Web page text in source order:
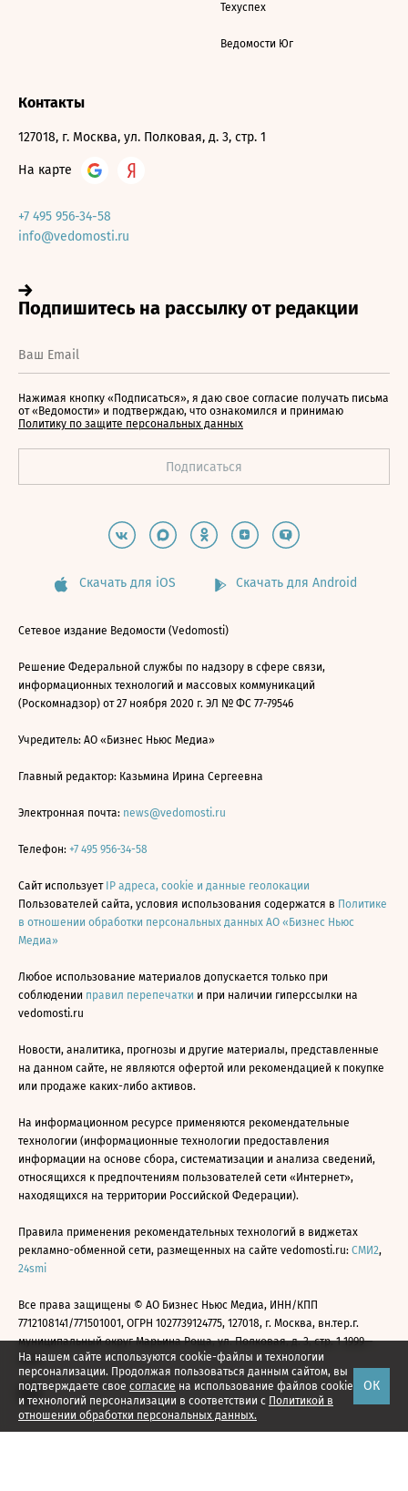
На нашем сайте используются cookie-файлы и технологии
персонализации. Продолжая пользоваться данным сайтом, вы
подтверждаете свое согласие на использование файлов cookie
и технологий персонализации в соответствии с Политикой в
отношении обработки персональных данных.
ОК
Техуспех
Ведомости Юг
Контакты
127018, г. Москва, ул. Полковая, д. 3, стр. 1
На карте
+7 495 956-34-58
info@vedomosti.ru
Нажимая кнопку «Подписаться», я даю свое согласие получать письма
от «Ведомости» и подтверждаю, что ознакомился и принимаю
Политику по защите персональных данных
Скачать для iOS Скачать для Android
Сетевое издание Ведомости (Vedomosti)
Решение Федеральной службы по надзору в сфере связи,
информационных технологий и массовых коммуникаций
(Роскомнадзор) от 27 ноября 2020 г. ЭЛ № ФС 77-79546
Учредитель: АО «Бизнес Ньюс Медиа»
Главный редактор: Казьмина Ирина Сергеевна
Электронная почта: news@vedomosti.ru
Телефон: +7 495 956-34-58
Сайт использует IP адреса, cookie и данные геолокации
Пользователей сайта, условия использования содержатся в Политике
в отношении обработки персональных данных АО «Бизнес Ньюс
Медиа»
Любое использование материалов допускается только при
соблюдении правил перепечатки и при наличии гиперссылки на
vedomosti.ru
Новости, аналитика, прогнозы и другие материалы, представленные
на данном сайте, не являются офертой или рекомендацией к покупке
или продаже каких-либо активов.
На информационном ресурсе применяются рекомендательные
технологии (информационные технологии предоставления
информации на основе сбора, систематизации и анализа сведений,
относящихся к предпочтениям пользователей сети «Интернет»,
находящихся на территории Российской Федерации).
Правила применения рекомендательных технологий в виджетах
рекламно-обменной сети, размещенных на сайте vedomosti.ru: СМИ2,
24smi
Все права защищены © АО Бизнес Ньюс Медиа, ИНН/КПП
7712108141/771501001, ОГРН 1027739124775, 127018, г. Москва, вн.тер.г.
муниципальный округ Марьина Роща, ул. Полковая, д. 3, стр. 1 1999—
2026